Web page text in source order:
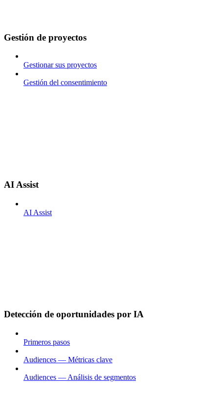
Gestión de proyectos
Gestionar sus proyectos
Gestión del consentimiento
AI Assist
AI Assist
Detección de oportunidades por IA
Primeros pasos
Audiences — Métricas clave
Audiences — Análisis de segmentos